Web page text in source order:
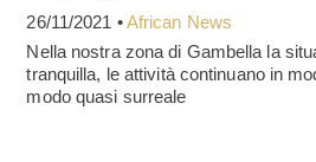
26/11/2021 •African News
Nella nostra zona di Gambella la
tranquilla, le attività continuano in
modo quasi surreale